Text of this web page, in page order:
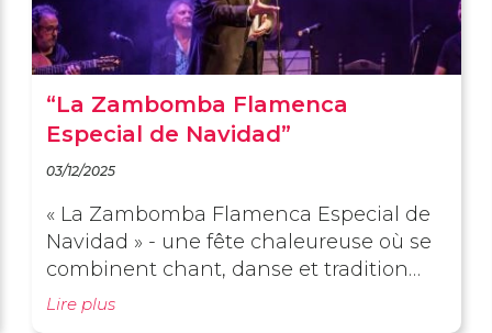
“La Zambomba Flamenca
Especial de Navidad”
03/12/2025
« La Zambomba Flamenca Especial de
Navidad » - une fête chaleureuse où se
combinent chant, danse et tradition
andalouse.
Lire plus